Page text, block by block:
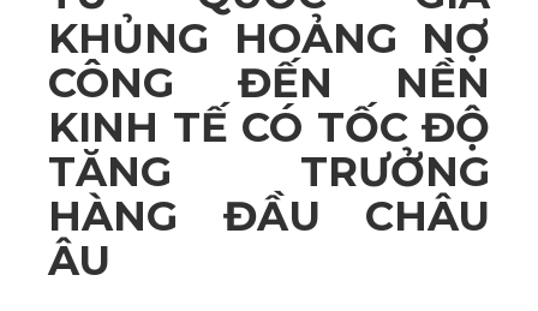
KHỦNG HOẢNG NỢ
CÔNG ĐẾN NỀN
KINH TẾ CÓ TỐC ĐỘ
TĂNG TRƯỞNG
HÀNG ĐẦU CHÂU
ÂU